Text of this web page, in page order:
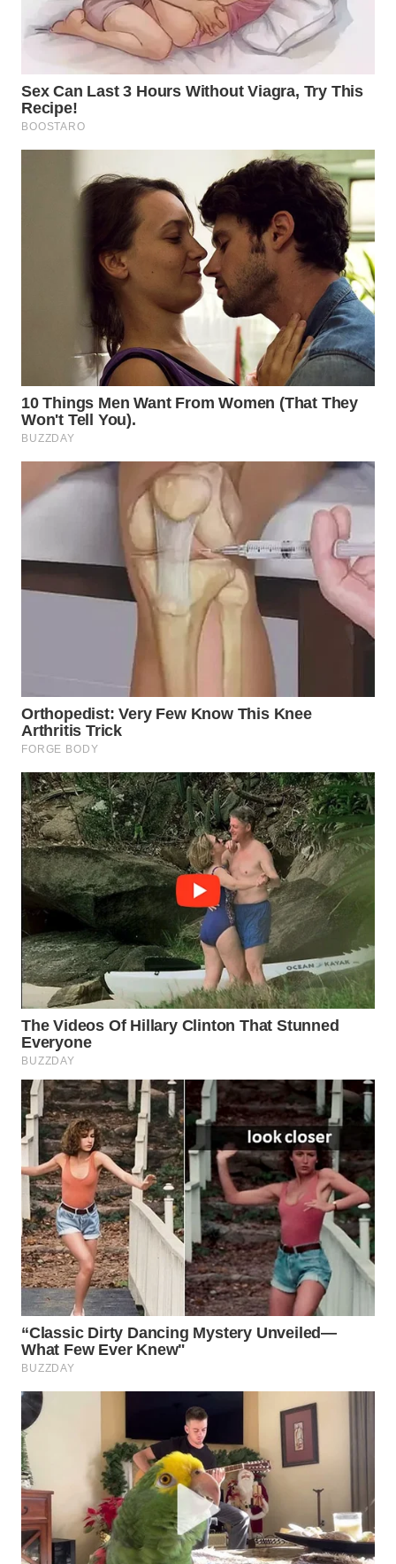
MALUKU
MALUT
WN
LANGKAT
WN
TAPANULI
SELATAN
WN
KARO
LABUHANBATU
WN
TAPANULI
TENGAH
WN DELI
SERDANG
WN
TEBING
TINGGI
WN
PAKPAK
WN
KARAWANG
WN
BEKASI
WN
BOGOR
WN
DEPOK
WN
TAPANULI
UTARA
PADANG
LAWAS